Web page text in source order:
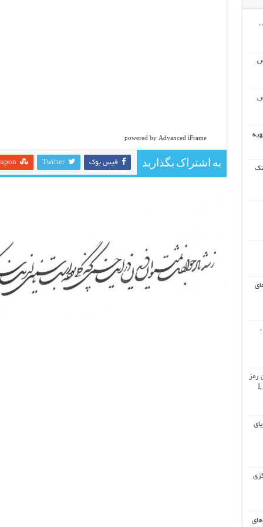
powered by Advanced iFrame
به اشتراک بگذارید فیس بوک Twitter
رمز
گشایی از برنامه دجال (۲۰۲۰) : I,
دریای